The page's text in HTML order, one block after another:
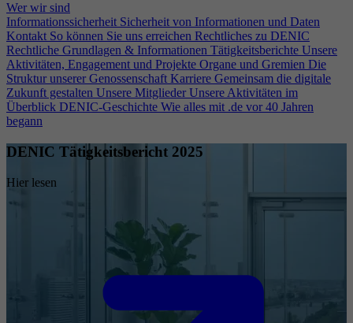
Wer wir sind
Informationssicherheit Sicherheit von Informationen und Daten
Kontakt So können Sie uns erreichen Rechtliches zu DENIC
Rechtliche Grundlagen & Informationen Tätigkeitsberichte Unsere
Aktivitäten, Engagement und Projekte Organe und Gremien Die
Struktur unserer Genossenschaft Karriere Gemeinsam die digitale
Zukunft gestalten Unsere Mitglieder Unsere Aktivitäten im
Überblick DENIC-Geschichte Wie alles mit .de vor 40 Jahren
begann
DENIC Tätigkeitsbericht 2025
Hier lesen